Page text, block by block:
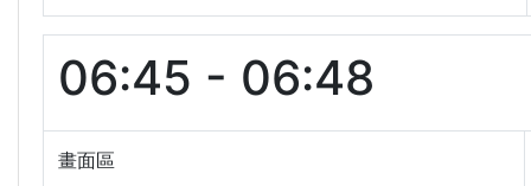
06:45 - 06:48
畫面區